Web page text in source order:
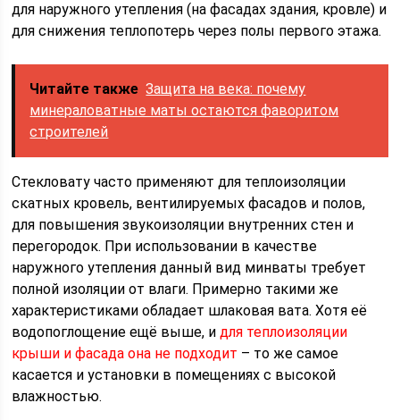
для наружного утепления (на фасадах здания, кровле) и
для снижения теплопотерь через полы первого этажа.
Читайте также Защита на века: почему
минераловатные маты остаются фаворитом
строителей
Стекловату часто применяют для теплоизоляции
скатных кровель, вентилируемых фасадов и полов,
для повышения звукоизоляции внутренних стен и
перегородок. При использовании в качестве
наружного утепления данный вид минваты требует
полной изоляции от влаги. Примерно такими же
характеристиками обладает шлаковая вата. Хотя её
водопоглощение ещё выше, идля теплоизоляции
крыши и фасада она не подходит – то же самое
касается и установки в помещениях с высокой
влажностью.